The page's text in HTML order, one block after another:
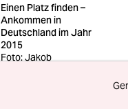
Einen Platz finden –
Ankommen in
Deutschland im Jahr
2015
Foto: Jakob